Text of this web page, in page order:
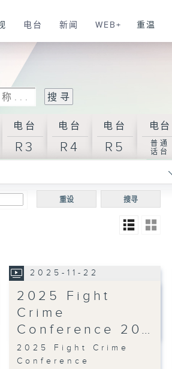
电台 新闻 WEB+ 重温
电台
R3
电台
R4
电台
R5
电台
普通
话台
搜寻
重设
2025-11-22
2025 Fight
Crime
Conference 20…
2025 Fight Crime
Conference